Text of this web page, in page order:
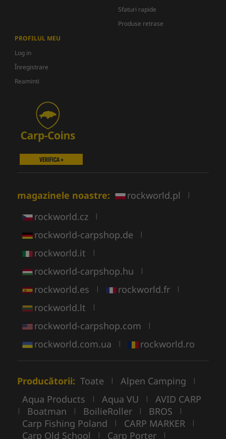
Sfaturi rapide
Produse retrase
PROFILUL MEU
Log in
Înregistrare
Reaminti
VERIFICA »
magazinele noastre: rockworld.pl |
rockworld.cz |
rockworld-carpshop.de |
rockworld.it |
rockworld-carpshop.hu |
rockworld.es | rockworld.fr |
rockworld.lt |
rockworld-carpshop.com |
rockworld.com.ua | rockworld.ro
Producătorii: Toate | Alpen Camping |
Aqua Products | Aqua VU | AVID CARP
| Boatman | BoilieRoller | BROS |
Carp Fishing Poland | CARP MARKER |
Carp Old School | Carp Porter |